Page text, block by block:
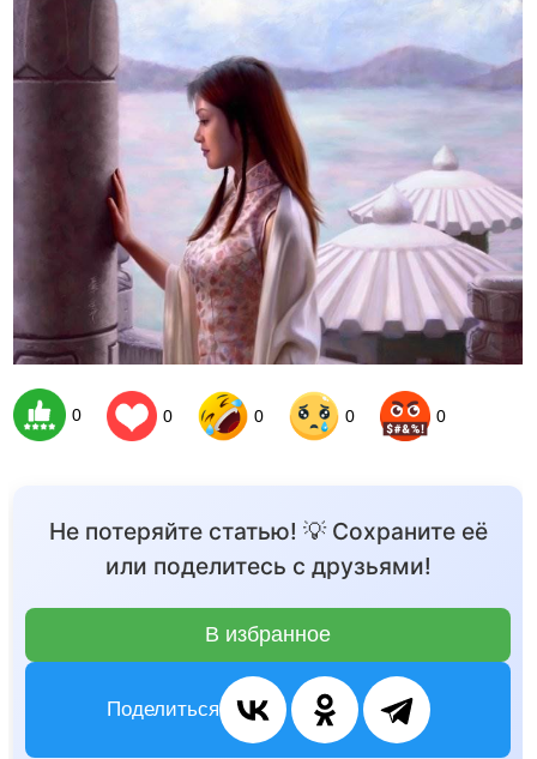
0 0 0 0 0
Не потеряйте статью! 💡 Сохраните её
или поделитесь с друзьями!
В избранное
Поделиться